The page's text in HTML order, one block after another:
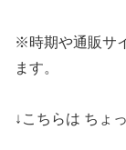
※時期や通販サ
ます。
↓こちらは ちょ